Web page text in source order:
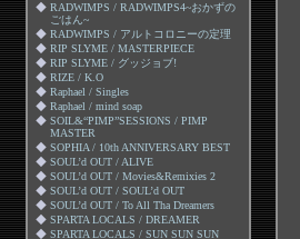
◆ RADWIMPS / RADWIMPS4~おかずの
ごはん~
◆ RADWIMPS / アルトコロニーの定理
◆ RIP SLYME / MASTERPIECE
◆ RIP SLYME / グッジョブ!
◆ RIZE / K.O
◆ Raphael / Singles
◆ Raphael / mind soap
◆ SOIL&“PIMP”SESSIONS / PIMP
MASTER
◆ SOPHIA / 10th ANNIVERSARY BEST
◆ SOUL’d OUT / ALIVE
◆ SOUL’d OUT / Movies&Remixies 2
◆ SOUL’d OUT / SOUL’d OUT
◆ SOUL’d OUT / To All Tha Dreamers
◆ SPARTA LOCALS / DREAMER
◆ SPARTA LOCALS / SUN SUN SUN